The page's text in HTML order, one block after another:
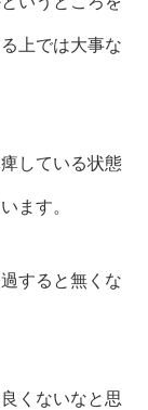
上では大事な
している状態
ます。
すると無くな
くないなと思